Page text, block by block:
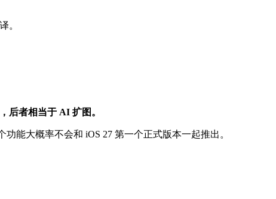
。
后者相当于 AI 扩图。
能大概率不会和 iOS 27 第一个正式版本一起推出。